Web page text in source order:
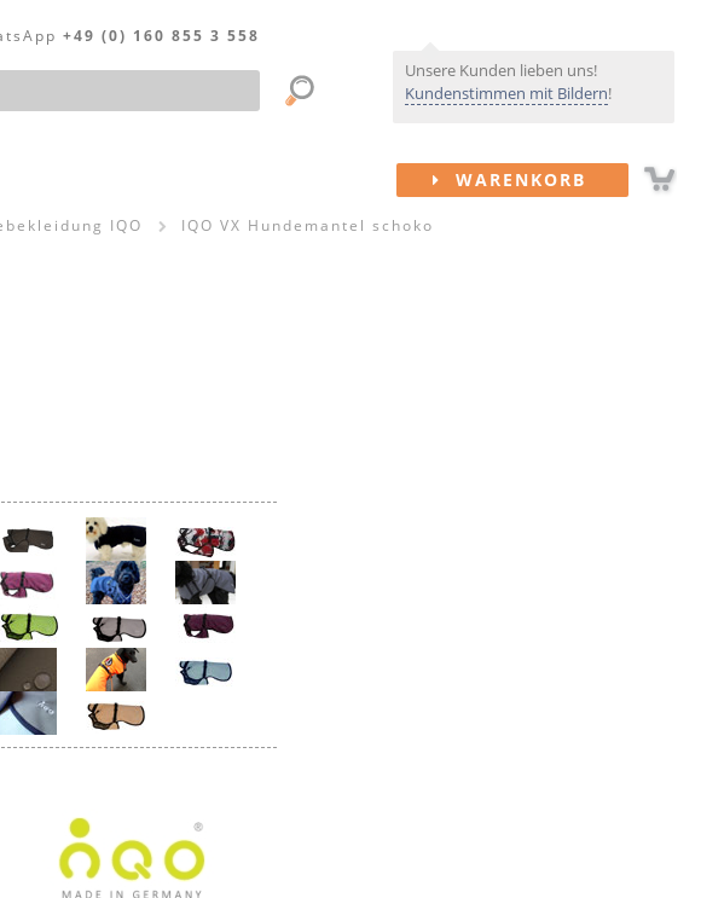
Unsere Kunden lieben uns!
Kundenstimmen mit Bildern!
+49 (0) 160 855 3 558
WARENKORB
IQO IQO VX Hundemantel schoko